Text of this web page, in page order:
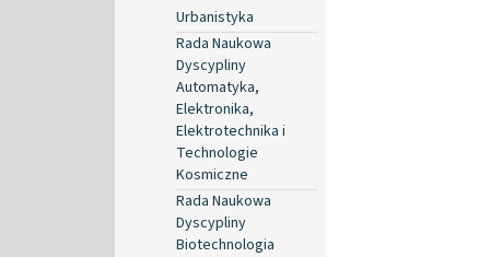
Urbanistyka
Rada Naukowa
Dyscypliny
Automatyka,
Elektronika,
Elektrotechnika i
Technologie
Kosmiczne
Rada Naukowa
Dyscypliny
Biotechnologia